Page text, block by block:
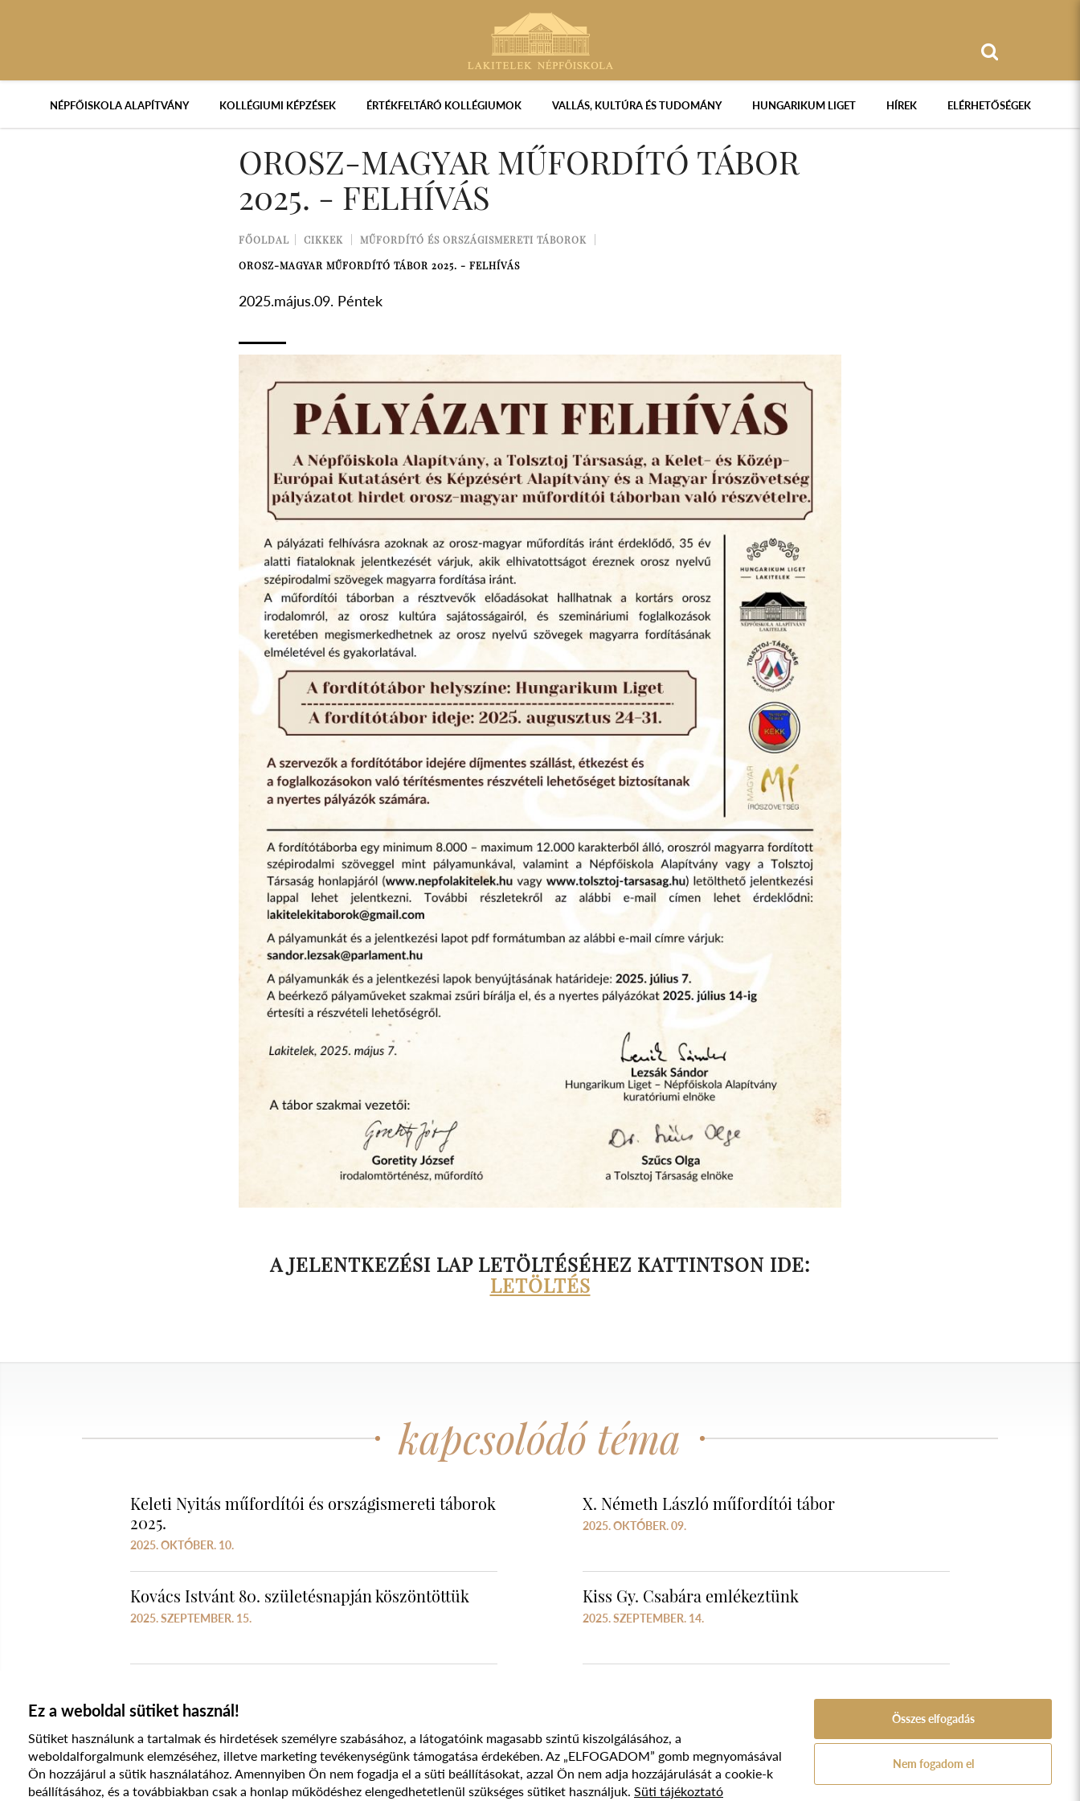
NÉPFŐISKOLA ALAPÍTVÁNY KOLLÉGIUMI KÉPZÉSEK ÉRTÉKFELTÁRÓ KOLLÉGIUMOK VALLÁS, KULTÚRA ÉS TUDOMÁNY HUNGARIKUM LIGET HÍREK ELÉRHETŐSÉGEK
OROSZ-MAGYAR MŰFORDÍTÓ TÁBOR
2025. - FELHÍVÁS
FŐOLDAL CIKKEK
MŰFORDÍTÓ ÉS ORSZÁGISMERETI TÁBOROK
OROSZ-MAGYAR MŰFORDÍTÓ TÁBOR 2025. - FELHÍVÁS
2025.május.09. Péntek
A JELENTKEZÉSI LAP LETÖLTÉSÉHEZ KATTINTSON IDE:
LETÖLTÉS
kapcsolódó téma
Keleti Nyitás műfordítói és országismereti táborok
2025.
2025. OKTÓBER. 10.
X. Németh László műfordítói tábor
2025. OKTÓBER. 09.
Kovács Istvánt 80. születésnapján köszöntöttük
2025. SZEPTEMBER. 15.
Kiss Gy. Csabára emlékeztünk
2025. SZEPTEMBER. 14.
Süti szabályzat Adatvédelmi nyilatkozat Jogi nyilatkozat
© 2017 - 2026 NÉPFŐISKOLA ALAPÍTVÁNY, LAKITELEK. MINDEN JOG FENNTARTVA.
A Népfőiskola Alapítvány támogatója:
Ez a weboldal sütiket használ!
Sütiket használunk a tartalmak és hirdetések személyre szabásához, a látogatóink magasabb szintű kiszolgálásához, a
weboldalforgalmunk elemzéséhez, illetve marketing tevékenységünk támogatása érdekében. Az „ELFOGADOM” gomb megnyomásával
Ön hozzájárul a sütik használatához. Amennyiben Ön nem fogadja el a süti beállításokat, azzal Ön nem adja hozzájárulását a cookie-k
beállításához, és a továbbiakban csak a honlap működéshez elengedhetetlenül szükséges sütiket használjuk. Süti tájékoztató
Összes elfogadás
Nem fogadom el